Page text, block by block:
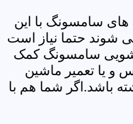
های سامسونگ با این
شوند حتما نیاز است
سامسونگ کمک
و یا تعمیر ماشین
باشد.اگر شما هم با